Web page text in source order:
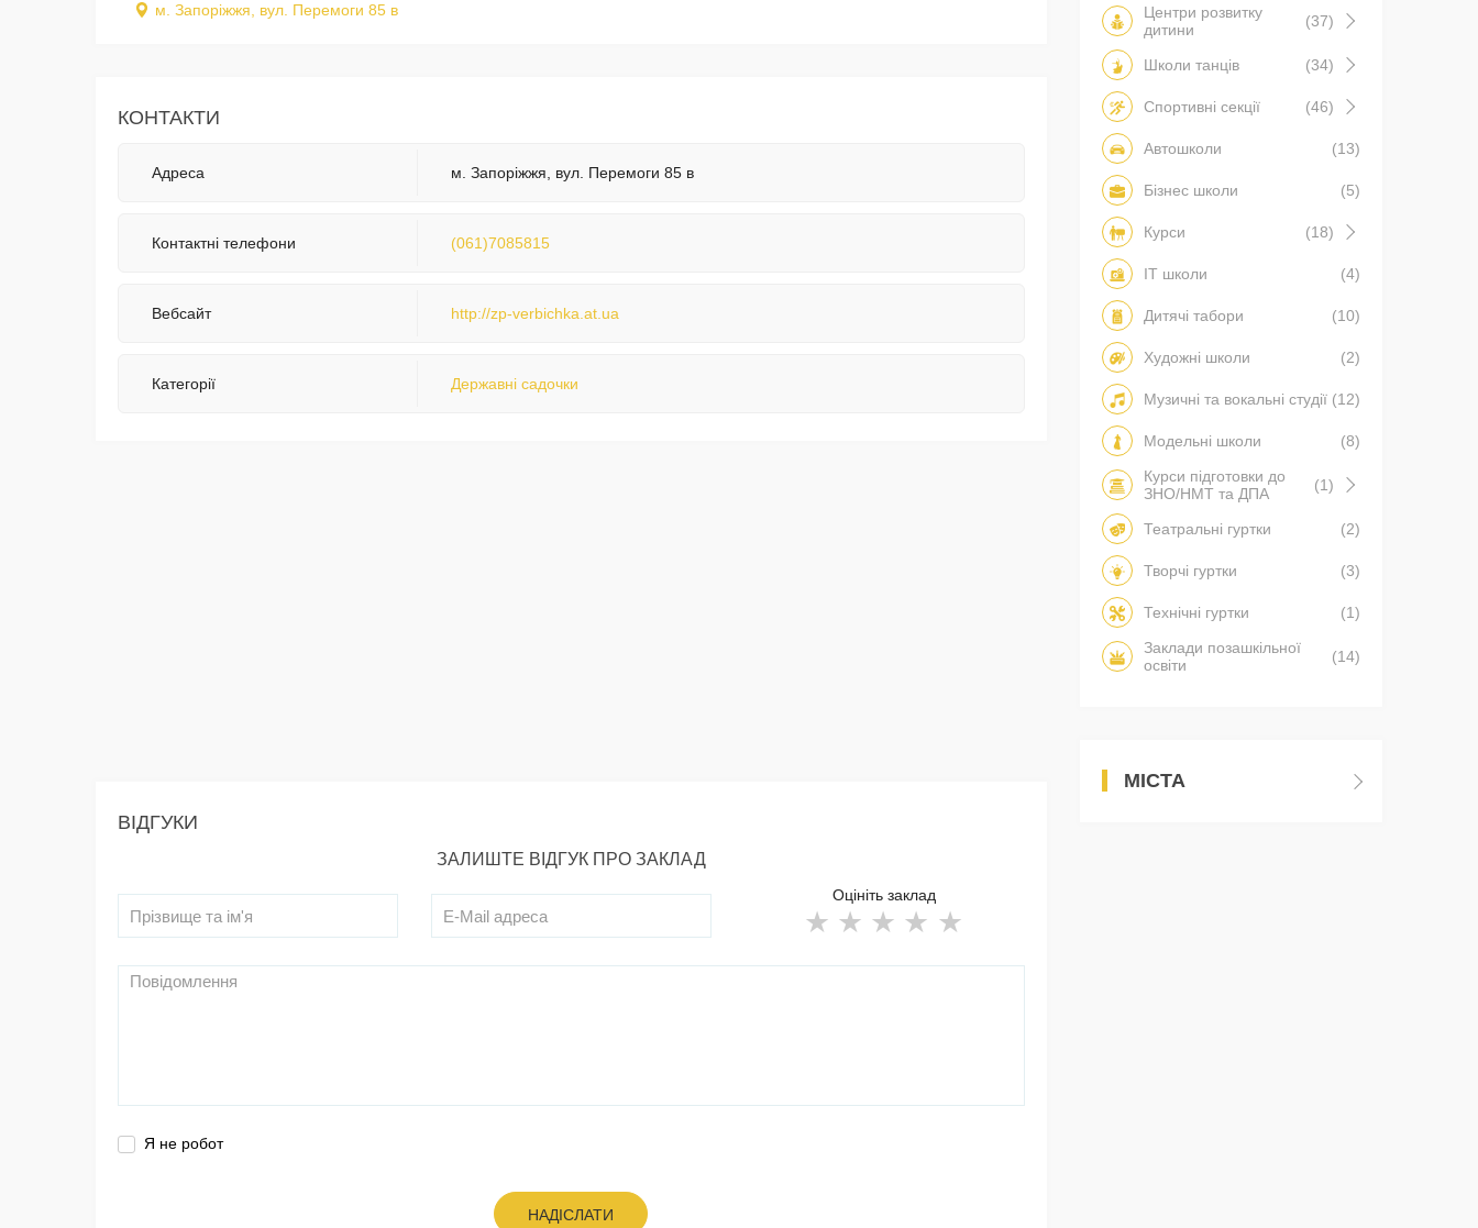
м. Запоріжжя, вул. Перемоги 85 в
КОНТАКТИ
Адреса м. Запоріжжя, вул. Перемоги 85 в
Контактні телефони (061)7085815
Вебсайт http://zp-verbichka.at.ua
Категорії Державні садочки
ВІДГУКИ
ЗАЛИШТЕ ВІДГУК ПРО ЗАКЛАД
Оцініть заклад
Я не робот
НАДІСЛАТИ
Центри розвитку
дитини
(37)
Школи танців (34)
Спортивні секції (46)
Автошколи (13)
Бізнес школи (5)
Курси (18)
IT школи (4)
Дитячі табори (10)
Художні школи (2)
Музичні та вокальні студії (12)
Модельні школи
(8)
Курси підготовки до
ЗНО/НМТ та ДПА
(1)
Театральні гуртки (2)
Творчі гуртки (3)
Технічні гуртки
(1)
Заклади позашкільної
освіти
(14)
МІСТА